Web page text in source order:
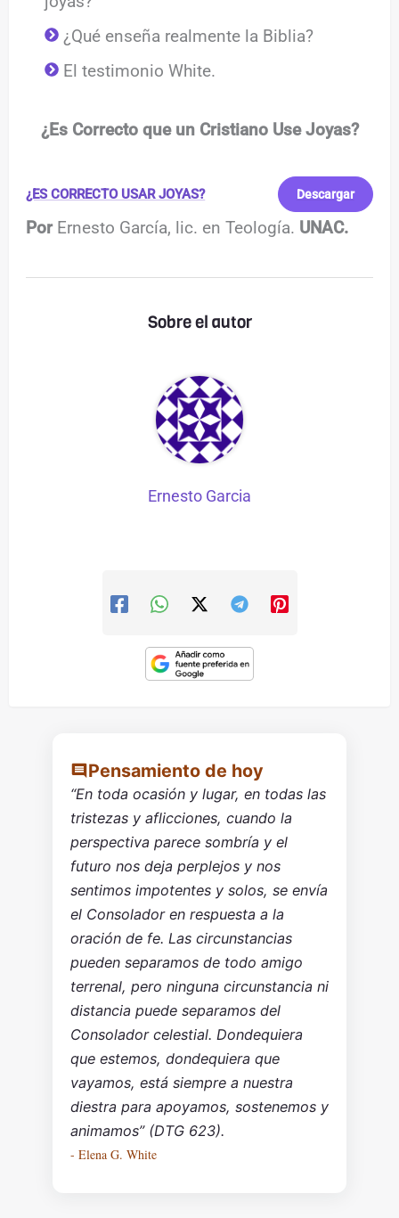
¿Qué enseña realmente la Biblia?
El testimonio White.
¿Es Correcto que un Cristiano Use Joyas?
¿ES CORRECTO USAR JOYAS? Descargar
PorErnesto García, lic. en Teología. UNAC.
Sobre el autor
Ernesto Garcia
Pensamiento de hoy
“En toda ocasión y lugar, en todas las
tristezas y aflicciones, cuando la
perspectiva parece sombría y el
futuro nos deja perplejos y nos
sentimos impotentes y solos, se envía
el Consolador en respuesta a la
oración de fe. Las circunstancias
pueden separamos de todo amigo
terrenal, pero ninguna circunstancia ni
distancia puede separamos del
Consolador celestial. Dondequiera
que estemos, dondequiera que
vayamos, está siempre a nuestra
diestra para apoyamos, sostenemos y
animamos” (DTG 623).
- Elena G. White